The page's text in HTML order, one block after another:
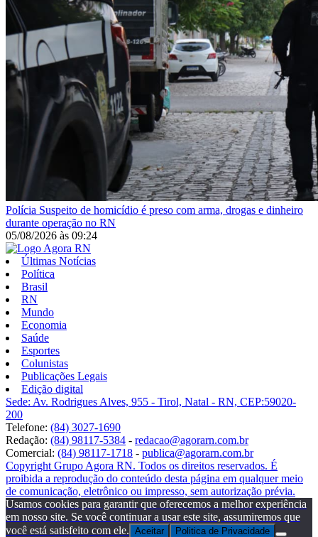
Polícia Suspeito de homicídio é preso com arma, drogas e dinheiro
durante operação no RN
05/08/2026 às 09:24
Últimas Notícias
Política
Brasil
RN
Mundo
Economia
Saúde
Esportes
Colunistas
Publicações Legais
Edição digital
Sede: Av. Rodrigues Alves, 955 - Tirol, Natal - RN, CEP:59020-
200
Telefone: (84) 3027-1690
Redação: (84) 98117-5384 - redacao@agorarn.com.br
Comercial: (84) 98117-1718 - publica@agorarn.com.br
Copyright Grupo Agora RN. Todos os direitos reservados. É
proibida a reprodução do conteúdo desta página em qualquer meio
de comunicação, eletrônico ou impresso, sem autorização prévia.
Usamos cookies para garantir que oferecemos a melhor experiência
em nosso site. Se você continuar a usar este site, assumiremos que
você está satisfeito com ele. Aceitar Politica de Privacidade